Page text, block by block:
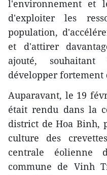
l'environnement et
d'exploiter les
population,
et d'attirer
ajouté,
développer fortement
Auparavant, le 19
était rendu dans la
district de Hoa Binh,
culture des
centrale
commune de Vinh